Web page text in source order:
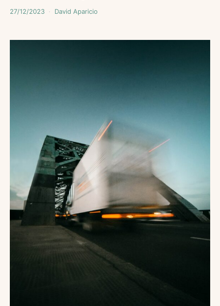
27/12/2023 David Aparicio